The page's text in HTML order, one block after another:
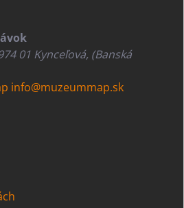
01 Kynceľová, (Banská
info@muzeummap.sk